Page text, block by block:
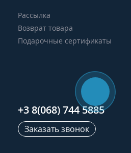
Рассылка
Возврат товара
Подарочные сертификаты
+3 8(068) 744 5885
Заказать звонок